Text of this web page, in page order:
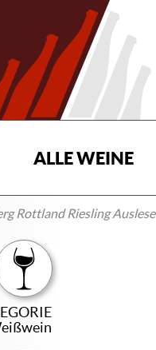
ALLE WEINE
Rottland Riesling Auslese